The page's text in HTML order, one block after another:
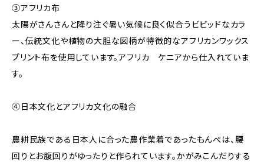
③アフリカ布
太陽がさんさんと降り注ぐ暑い気候に良く似合うビビッドなカラ
ー、伝統文化や植物の大胆な図柄が特徴的なアフリカンワックス
プリント布を使用しています。アフリカ ケニアから仕入れていま
す。
④日本文化とアフリカ文化の融合
農耕民族である日本人に合った農作業着であったもんぺは、腰
回りとお腹回りがゆったりと作られています。かがみこんだりする